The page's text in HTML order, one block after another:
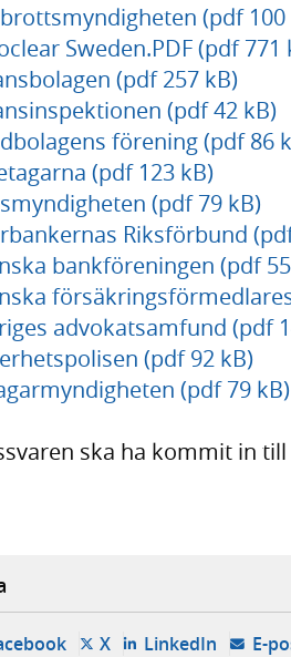
(pdf 100
Sweden.PDF (pdf 771
(pdf 257 kB)
(pdf 42 kB)
förening (pdf 86
(pdf 123 kB)
(pdf 79 kB)
Riksförbund
bankföreningen (pdf
advokatsamfund (pdf
(pdf 92 kB)
(pdf 79 kB)
ska ha kommit in
- öppnas i ny flik, extern
X- öppnas i ny flik,
LinkedIn- E-